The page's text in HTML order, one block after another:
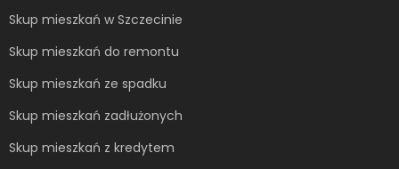
Skup mieszkań w Szczecinie
Skup mieszkań do remontu
Skup mieszkań ze spadku
Skup mieszkań zadłużonych
Skup mieszkań z kredytem